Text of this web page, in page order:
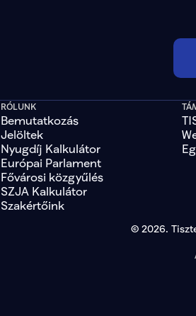
RÓLUNK
Bemutatkozás
Jelöltek
Nyugdíj Kalkulátor
Európai Parlament
Fővárosi közgyűlés
SZJA Kalkulátor
Szakértőink
© 2026.